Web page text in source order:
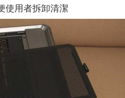
使用者拆卸清潔